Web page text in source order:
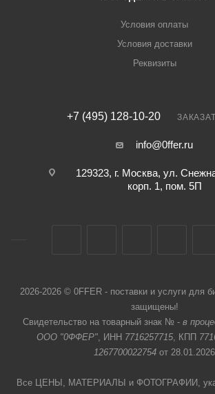
Условия оплаты
Условия доставки
Реквизиты
+7 (495) 128-10-20
info@0ffer.ru
129323, г. Москва, ул.
корп. 1, пом. 5П
2026-2026 © 0FFER - поставки и услуги для
защищены!
Свидетельство на товарный знак № - в
ООО "0ФФЕР", ИНН 7716257715, КПП
1267700022754 от 28.01.2026
Все ЦЕНЫ, МАТЕРИАЛЫ и ФОТОГРАФИИ,